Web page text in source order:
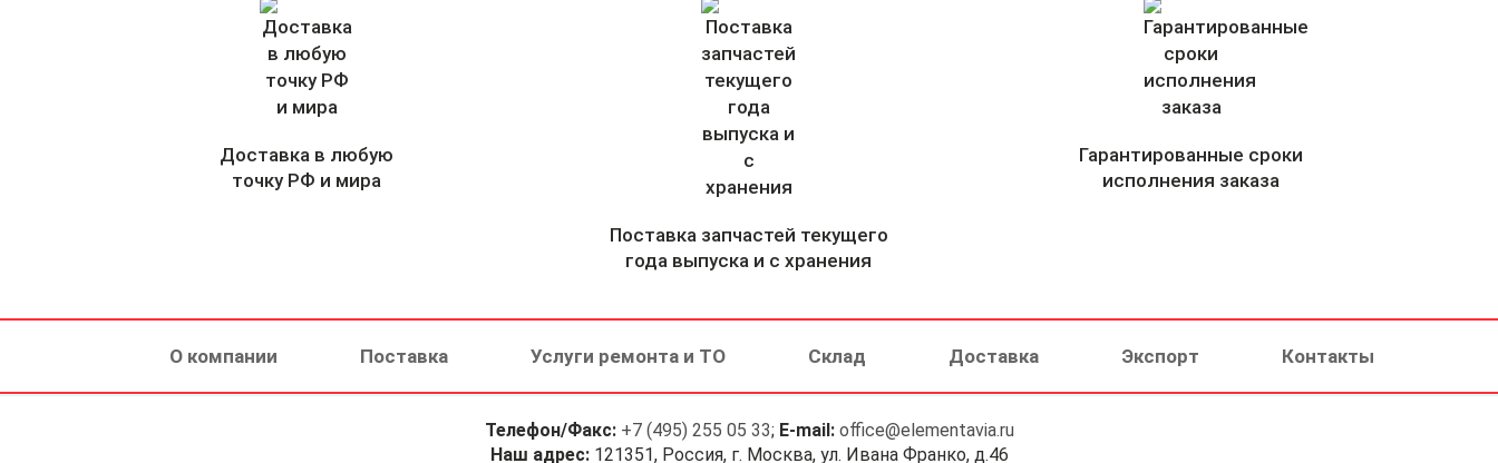
Доставка в любую
точку РФ и мира
Поставка запчастей текущего
года выпуска и с хранения
Гарантированные сроки
исполнения заказа
О компании Поставка Услуги ремонта и ТО Склад Доставка Экспорт Контакты
Телефон/Факс: +7 (495) 255 05 33; E-mail: office@elementavia.ru
Наш адрес:121351, Россия, г. Москва, ул. Ивана Франко, д.46